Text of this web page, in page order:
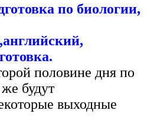
по биологии,
половине дня по
будут
выходные